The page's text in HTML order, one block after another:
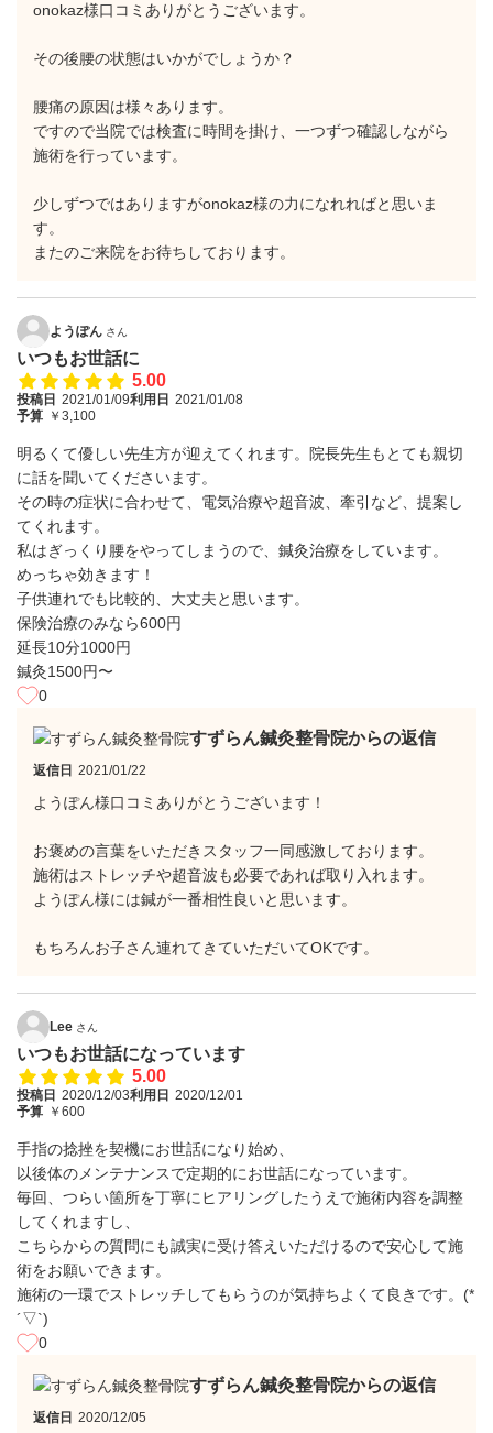
onokaz様口コミありがとうございます。
その後腰の状態はいかがでしょうか？
腰痛の原因は様々あります。
ですので当院では検査に時間を掛け、一つずつ確認しながら
施術を行っています。
少しずつではありますがonokaz様の力になれればと思いま
す。
またのご来院をお待ちしております。
ようぽん さん
いつもお世話に
5.00
投稿日 2021/01/09利用日 2021/01/08
予算 ￥3,100
明るくて優しい先生方が迎えてくれます。院長先生もとても親切
に話を聞いてくださいます。
その時の症状に合わせて、電気治療や超音波、牽引など、提案し
てくれます。
私はぎっくり腰をやってしまうので、鍼灸治療をしています。
めっちゃ効きます！
子供連れでも比較的、大丈夫と思います。
保険治療のみなら600円
延長10分1000円
鍼灸1500円〜
0
すずらん鍼灸整骨院からの返信
返信日 2021/01/22
ようぽん様口コミありがとうございます！
お褒めの言葉をいただきスタッフ一同感激しております。
施術はストレッチや超音波も必要であれば取り入れます。
ようぽん様には鍼が一番相性良いと思います。
もちろんお子さん連れてきていただいてOKです。
Lee さん
いつもお世話になっています
5.00
投稿日 2020/12/03利用日 2020/12/01
予算 ￥600
手指の捻挫を契機にお世話になり始め、
以後体のメンテナンスで定期的にお世話になっています。
毎回、つらい箇所を丁寧にヒアリングしたうえで施術内容を調整
してくれますし、
こちらからの質問にも誠実に受け答えいただけるので安心して施
術をお願いできます。
施術の一環でストレッチしてもらうのが気持ちよくて良きです。(*
´▽`)
0
すずらん鍼灸整骨院からの返信
返信日 2020/12/05